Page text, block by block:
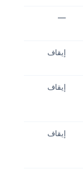
—
إيقاف
إيقاف
إيقاف